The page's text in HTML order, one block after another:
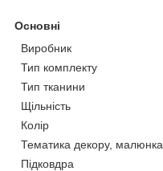
Основні
Виробник
Тип комплекту
Тип тканини
Щільність
Колір
Тематика декору, малюнка
Підковдра